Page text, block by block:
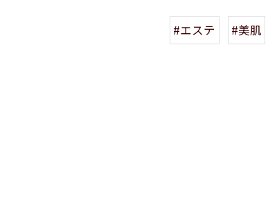
#エステ #美肌